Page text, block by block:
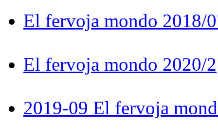
El fervoja mondo 2018/
El fervoja mondo 2020/2
2019-09 El fervoja